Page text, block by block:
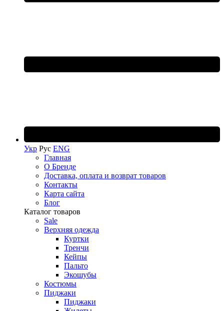
Укр Рус ENG
Главная
О Бренде
Доставка, оплата и возврат товаров
Контакты
Карта сайта
Блог
Каталог товаров
Sale
Верхняя одежда
Куртки
Тренчи
Кейпы
Пальто
Экошубы
Костюмы
Пиджаки
Пиджаки